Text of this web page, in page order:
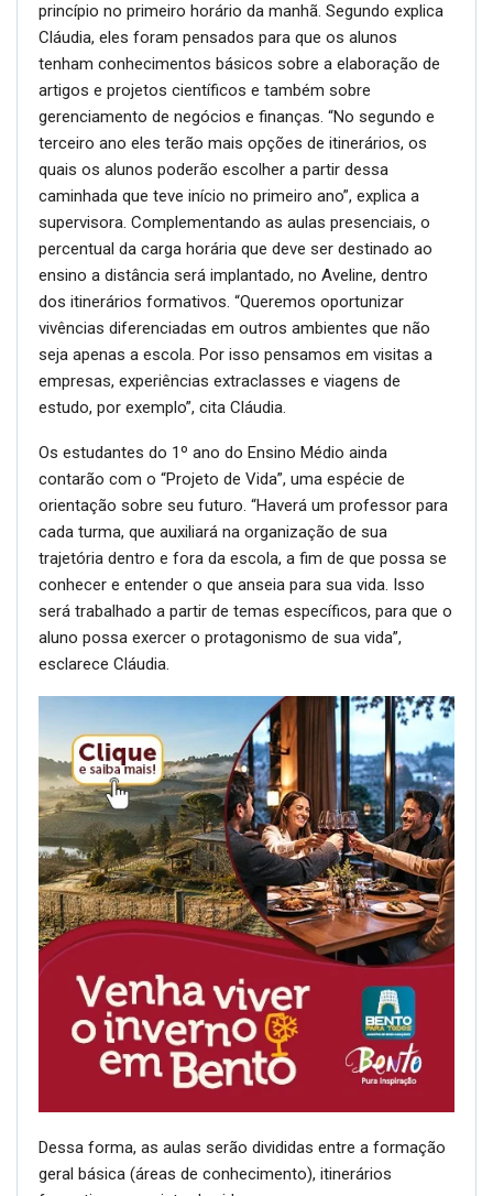
princípio no primeiro horário da manhã. Segundo explica
Cláudia, eles foram pensados para que os alunos
tenham conhecimentos básicos sobre a elaboração de
artigos e projetos científicos e também sobre
gerenciamento de negócios e finanças. “No segundo e
terceiro ano eles terão mais opções de itinerários, os
quais os alunos poderão escolher a partir dessa
caminhada que teve início no primeiro ano”, explica a
supervisora. Complementando as aulas presenciais, o
percentual da carga horária que deve ser destinado ao
ensino a distância será implantado, no Aveline, dentro
dos itinerários formativos. “Queremos oportunizar
vivências diferenciadas em outros ambientes que não
seja apenas a escola. Por isso pensamos em visitas a
empresas, experiências extraclasses e viagens de
estudo, por exemplo”, cita Cláudia.
Os estudantes do 1º ano do Ensino Médio ainda
contarão com o “Projeto de Vida”, uma espécie de
orientação sobre seu futuro. “Haverá um professor para
cada turma, que auxiliará na organização de sua
trajetória dentro e fora da escola, a fim de que possa se
conhecer e entender o que anseia para sua vida. Isso
será trabalhado a partir de temas específicos, para que o
aluno possa exercer o protagonismo de sua vida”,
esclarece Cláudia.
Dessa forma, as aulas serão divididas entre a formação
geral básica (áreas de conhecimento), itinerários